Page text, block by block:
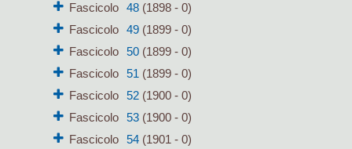
Fascicolo
48(1898 - 0)
Fascicolo
49(1899 - 0)
Fascicolo
50(1899 - 0)
Fascicolo
51 (1899 - 0)
Fascicolo
52(1900 - 0)
Fascicolo
53(1900 - 0)
Fascicolo
54(1901 - 0)